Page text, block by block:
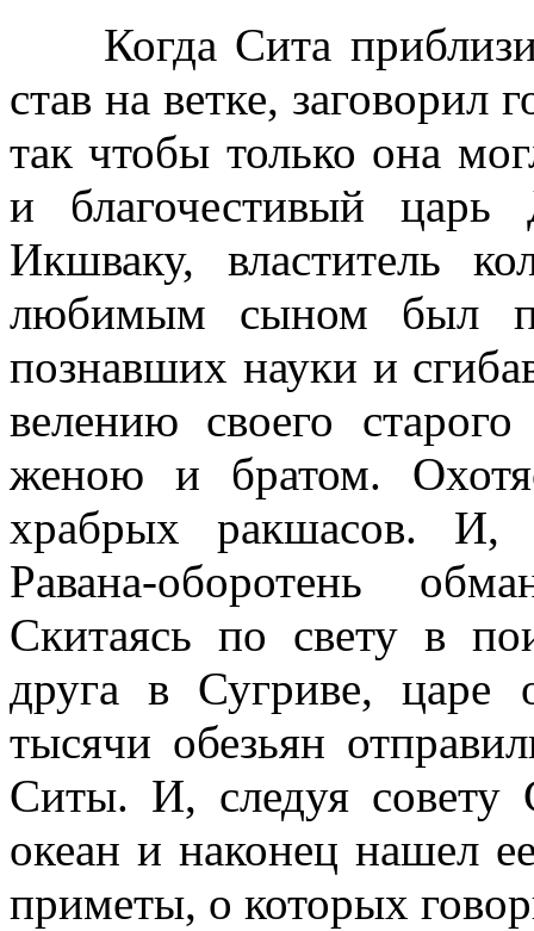
Когда Сита
став на ветке,
так чтобы только она
и благочестивый царь
Икшваку, властитель
любимым сыном был
познавших науки и
велению своего
женою и братом.
храбрых ракшасов. И,
Равана-оборотень
Скитаясь по свету в
друга в Сугриве, царе
тысячи обезьян
Ситы. И, следуя совету
океан и наконец нашел
приметы, о которых